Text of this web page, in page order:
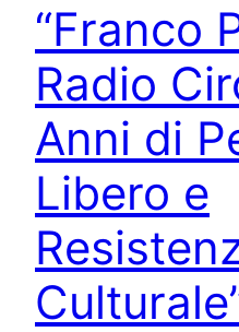
“Franco
Radio
Anni di
Libero e